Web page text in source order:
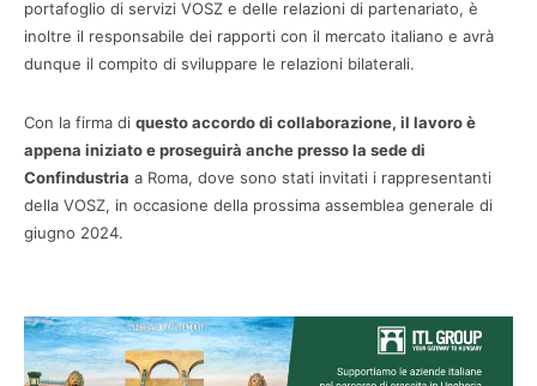
portafoglio di servizi VOSZ e delle relazioni di partenariato, è
inoltre il responsabile dei rapporti con il mercato italiano e avrà
dunque il compito di sviluppare le relazioni bilaterali.
Con la firma di questo accordo di collaborazione, il lavoro è
appena iniziato e proseguirà anche presso la sede di
Confindustria a Roma, dove sono stati invitati i rappresentanti
della VOSZ, in occasione della prossima assemblea generale di
giugno 2024.